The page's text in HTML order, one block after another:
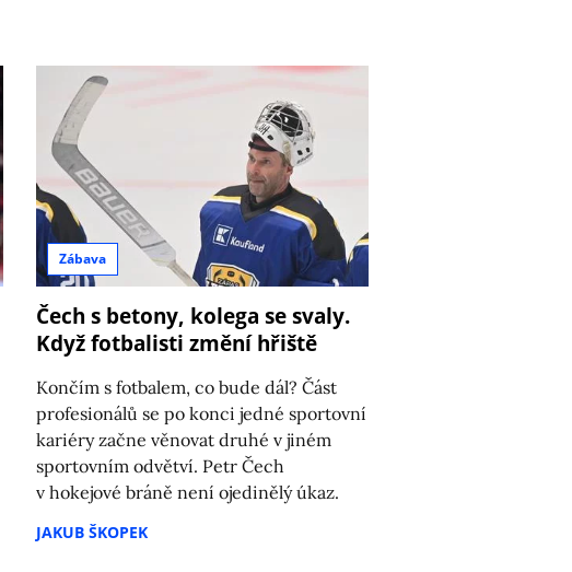
Zábava
Čech s betony, kolega se svaly.
Když fotbalisti změní hřiště
Končím s fotbalem, co bude dál? Část
profesionálů se po konci jedné sportovní
kariéry začne věnovat druhé v jiném
sportovním odvětví. Petr Čech
v hokejové bráně není ojedinělý úkaz.
JAKUB ŠKOPEK